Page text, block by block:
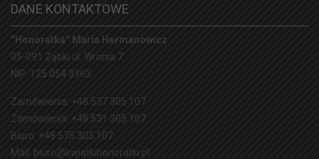
DANE KONTAKTOWE
“Honoratka” Maria Hermanowicz
05-091 Ząbki ul. Wronia 7
NIP: 125 054 3363
Zamówienia: +48 537 305 107
Zamówienia: +48 531 305 107
Biuro: +48 575 305 107
Mail: biuro@kwiatkihonoratki.pl